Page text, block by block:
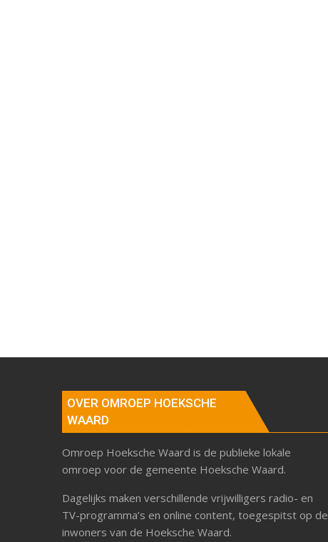
OVER OMROEP HOEKSCHE
WAARD
Omroep Hoeksche Waard is de publieke lokale
omroep voor de gemeente Hoeksche Waard.
Dagelijks maken verschillende vrijwilligers radio- en
TV-programma’s en online content, toegespitst op de
inwoners van de Hoeksche Waard.